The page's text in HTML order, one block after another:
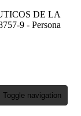
DE LA
9 - Persona
Toggle navigation